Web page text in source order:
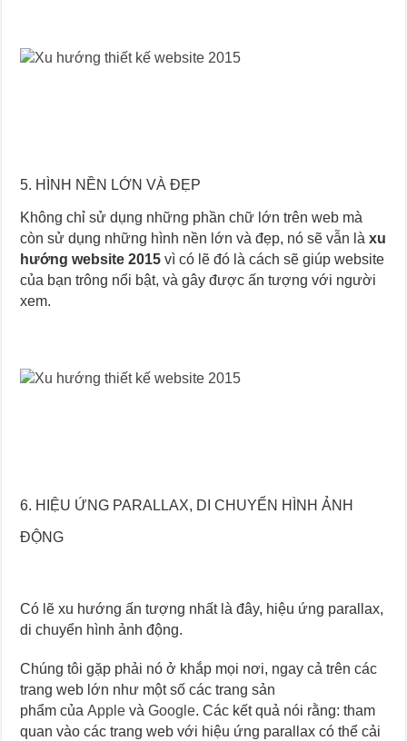
5. HÌNH NỀN LỚN VÀ ĐẸP
Không chỉ sử dụng những phần chữ lớn trên web mà
còn sử dụng những hình nền lớn và đẹp, nó sẽ vẫn làxu
hướng website 2015 vì có lẽ đó là cách sẽ giúp website
của bạn trông nổi bật, và gây được ấn tượng với người
xem.
6. HIỆU ỨNG PARALLAX, DI CHUYỂN HÌNH ẢNH
ĐỘNG
Có lẽ xu hướng ấn tượng nhất là đây, hiệu ứng parallax,
di chuyển hình ảnh động.
Chúng tôi gặp phải nó ở khắp mọi nơi, ngay cả trên các
trang web lớn như một số các trang sản
phẩm củaApple vàGoogle. Các kết quả nói rằng: tham
quan vào các trang web với hiệu ứng parallax có thể cải